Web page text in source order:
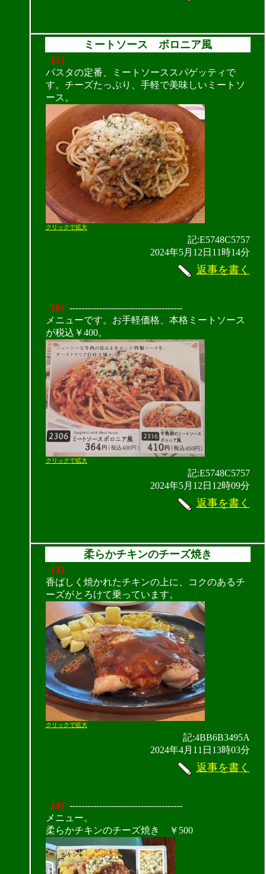
ミートソース ボロニア風
（5）
パスタの定番、ミートソーススパゲッティで
す。チーズたっぷり、手軽で美味しいミートソ
ース。
クリックで拡大
記:E5748C5757
2024年5月12日11時14分
返事を書く
（6） --------------------------------------
メニューです。お手軽価格、本格ミートソース
が税込￥400。
クリックで拡大
記:E5748C5757
2024年5月12日12時09分
返事を書く
柔らかチキンのチーズ焼き
（3）
香ばしく焼かれたチキンの上に、コクのあるチ
ーズがとろけて乗っています。
クリックで拡大
記:4BB6B3495A
2024年4月11日13時03分
返事を書く
（4） --------------------------------------
メニュー。
柔らかチキンのチーズ焼き ￥500